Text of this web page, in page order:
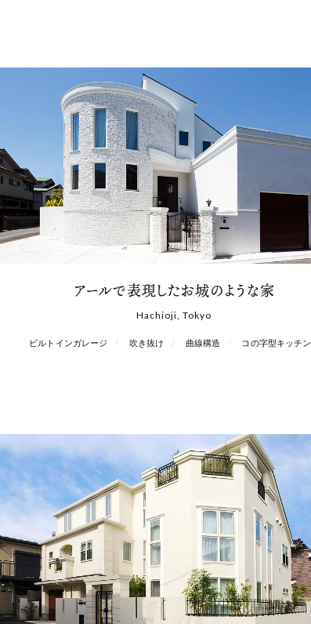
アールで表現したお城のような家
Hachioji, Tokyo
ビルトインガレージ 吹き抜け 曲線構造 コの字型キッチン